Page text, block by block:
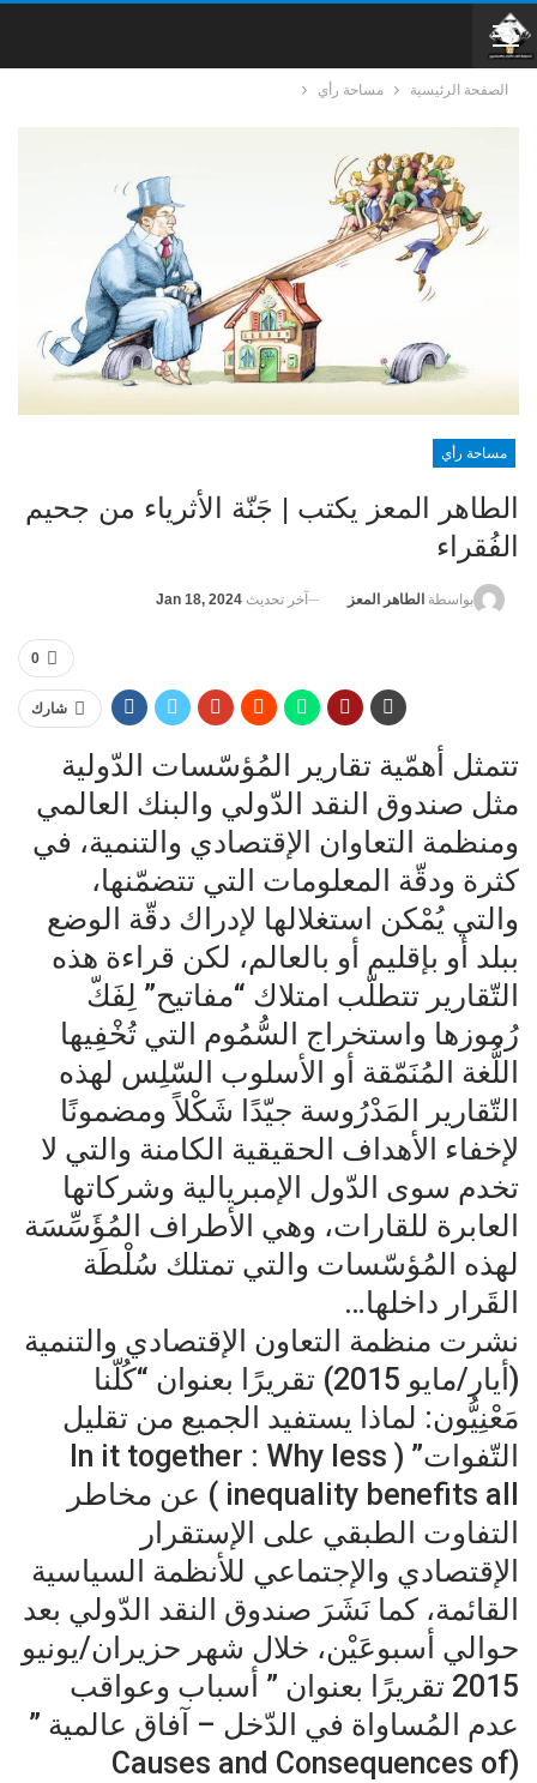
الصفحة الرئيسية مساحة رأي
مساحة رأي
الطاهر المعز يكتب | جَنّة الأثرياء من جحيم
الفُقراء
بواسطة الطاهر المعز آخر تحديث Jan 18, 2024
0
شارك
تتمثل أهمّية تقارير المُؤسّسات الدّولية
مثل صندوق النقد الدّولي والبنك العالمي
ومنظمة التعاوان الإقتصادي والتنمية، في
كثرة ودقّة المعلومات التي تتضمّنها،
والتي يُمْكن استغلالها لإدراك دقّة الوضع
ببلد أو بإقليم أو بالعالم، لكن قراءة هذه
التّقارير تتطلّب امتلاك “مفاتيح” لِفَكّ
رُموزها واستخراج السُّمُوم التي تُخْفِيها
اللُّغة المُنَمّقة أو الأسلوب السّلِس لهذه
التّقارير المَدْرُوسة جيّدًا شَكْلاً ومضمونًا
لإخفاء الأهداف الحقيقية الكامنة والتي لا
تخدم سوى الدّول الإمبريالية وشركاتها
العابرة للقارات، وهي الأطراف المُؤَسِّسَة
لهذه المُؤسّسات والتي تمتلك سُلْطَة
القَرار داخلها…
نشرت منظمة التعاون الإقتصادي والتنمية
(أيار/مايو 2015) تقريرًا بعنوان “كُلّنا
مَعْنِيُّون: لماذا يستفيد الجميع من تقليل
التّفوات” ( In it together : Why less
inequality benefits all ) عن مخاطر
التفاوت الطبقي على الإستقرار
الإقتصادي والإجتماعي للأنظمة السياسية
القائمة، كما نَشَرَ صندوق النقد الدّولي بعد
حوالي أسبوعَيْن، خلال شهر حزيران/يونيو
2015 تقريرًا بعنوان ” أسباب وعواقب
عدم المُساواة في الدّخل – آفاق عالمية ”
(Causes and Consequences of